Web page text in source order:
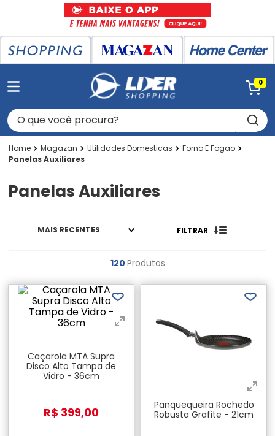
0
O que você procura?
Magazan Utilidades Domesticas
Forno E Fogao
Panelas Auxiliares
Panelas Auxiliares
MAIS RECENTES FILTRAR
120 Produtos
Caçarola MTA Supra
Disco Alto Tampa de
Vidro - 36cm
R$ 399,00
Panquequeira Rochedo
Robusta Grafite - 21cm